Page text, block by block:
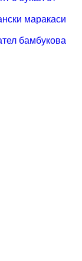
маракаси
бамбукова